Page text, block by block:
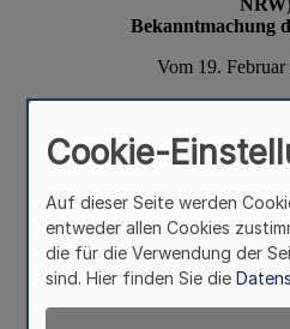
Cookie-
Auf dieser Seite werden
entweder allen Cookies
die für die Verwendung der
sind. Hier finden Sie die